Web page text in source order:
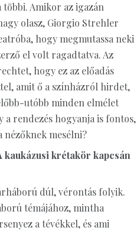
többi. Amikor az igazán
olasz, Giorgio Strehler
hogy megmutassa neki
el volt ragadtatva. Az
hogy ez az előadás
amit ő a színházról hirdet,
utóbb minden elmélet
rendezés hogyanja is fontos,
nézőknek mesélni?
krétakör kapcsán
dúl, vérontás folyik.
témájához, mintha
a tévékkel, és ami